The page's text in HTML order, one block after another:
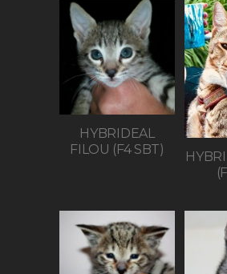
HYBRIDEAL
FILOU (F4 SBT)